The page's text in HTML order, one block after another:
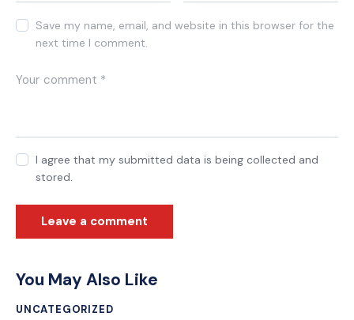
Save my name, email, and website in this browser for the
next time I comment.
I agree that my submitted data is being collected and
stored.
You May Also Like
UNCATEGORIZED